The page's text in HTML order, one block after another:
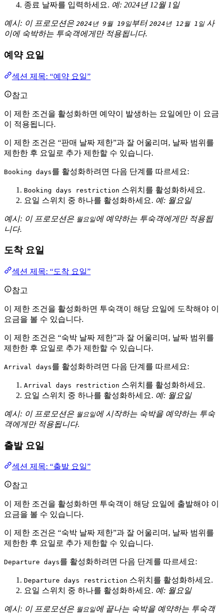
종료 날짜를 입력하세요. 예: 2024년 12월 1일
예시: 이 프로모션은 2024년 9월 19일부터 2024년 12월 1일사
이에 숙박하는 투숙객에게만 적용됩니다.
예약 요일
섹션 제목: “예약 요일”
참고
이 제한 조건을 활성화하면 예약이 발생하는 요일에만 이 요금
이 적용됩니다.
이 제한 조건은 “판매 날짜 제한”과 잘 어울리며, 날짜 범위를
제한한 후 요일로 추가 제한할 수 있습니다.
Booking days를 활성화하려면 다음 단계를 따르세요:
Booking days restriction 스위치를 활성화하세요.
요일 스위치 중 하나를 활성화하세요. 예: 월요일
예시: 이 프로모션은 월요일에 예약하는 투숙객에게만 적용됩
니다.
도착 요일
섹션 제목: “도착 요일”
참고
이 제한 조건을 활성화하면 투숙객이 해당 요일에 도착해야 이
요금을 볼 수 있습니다.
이 제한 조건은 “숙박 날짜 제한”과 잘 어울리며, 날짜 범위를
제한한 후 요일로 추가 제한할 수 있습니다.
Arrival days를 활성화하려면 다음 단계를 따르세요:
Arrival days restriction 스위치를 활성화하세요.
요일 스위치 중 하나를 활성화하세요. 예: 월요일
예시: 이 프로모션은 월요일에 시작하는 숙박을 예약하는 투숙
객에게만 적용됩니다.
출발 요일
섹션 제목: “출발 요일”
참고
이 제한 조건을 활성화하면 투숙객이 해당 요일에 출발해야 이
요금을 볼 수 있습니다.
이 제한 조건은 “숙박 날짜 제한”과 잘 어울리며, 날짜 범위를
제한한 후 요일로 추가 제한할 수 있습니다.
Departure days를 활성화하려면 다음 단계를 따르세요:
Departure days restriction 스위치를 활성화하세요.
요일 스위치 중 하나를 활성화하세요. 예: 월요일
예시: 이 프로모션은 월요일에 끝나는 숙박을 예약하는 투숙객